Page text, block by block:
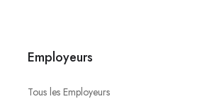
Employeurs
Tous les Employeurs